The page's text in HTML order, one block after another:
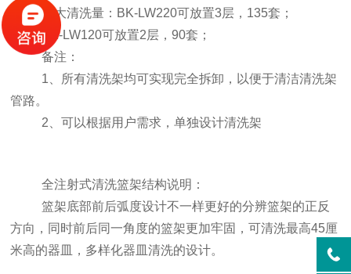
最大清洗量：BK-LW220可放置3层，135套；
BK-LW120可放置2层，90套；
备注：
1、所有清洗架均可实现完全拆卸，以便于清洁清洗架
管路。
2、可以根据用户需求，单独设计清洗架
全注射式清洗篮架结构说明：
篮架底部前后弧度设计不一样更好的分辨篮架的正反
方向，同时前后同一角度的篮架更加牢固，可清洗最高45厘
米高的器皿，多样化器皿清洗的设计。